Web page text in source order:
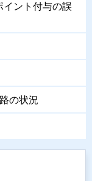
イント付与の誤
の状況